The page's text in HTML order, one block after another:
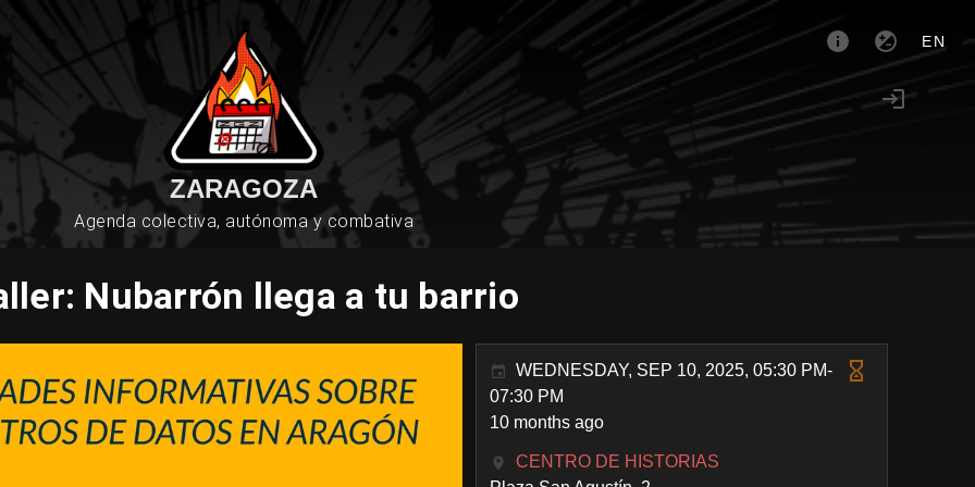
EN
ZARAGOZA
Agenda colectiva, autónoma y combativa
Nubarrón llega a tu barrio
WEDNESDAY, SEP 10, 2025, 05:30 PM-
07:30 PM
10 months ago
CENTRO DE HISTORIAS